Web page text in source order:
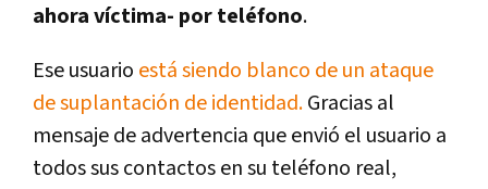
ahora víctima- por teléfono.
Ese usuario está siendo blanco de un ataque
de suplantación de identidad.Gracias al
mensaje de advertencia que envió el usuario a
todos sus contactos en su teléfono real,